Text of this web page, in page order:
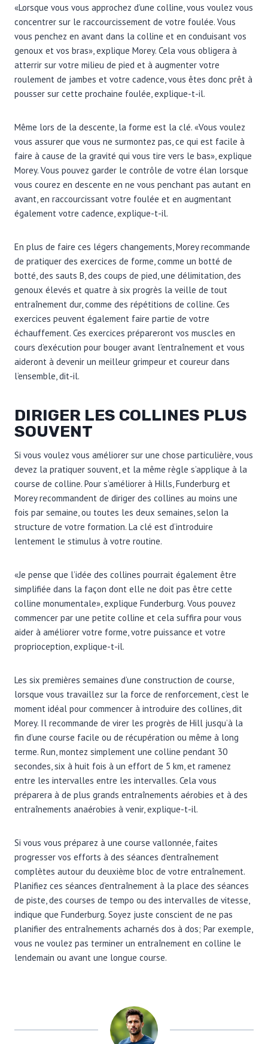
«Lorsque vous vous approchez d’une colline, vous voulez vous
concentrer sur le raccourcissement de votre foulée. Vous
vous penchez en avant dans la colline et en conduisant vos
genoux et vos bras», explique Morey. Cela vous obligera à
atterrir sur votre milieu de pied et à augmenter votre
roulement de jambes et votre cadence, vous êtes donc prêt à
pousser sur cette prochaine foulée, explique-t-il.
Même lors de la descente, la forme est la clé. «Vous voulez
vous assurer que vous ne surmontez pas, ce qui est facile à
faire à cause de la gravité qui vous tire vers le bas», explique
Morey. Vous pouvez garder le contrôle de votre élan lorsque
vous courez en descente en ne vous penchant pas autant en
avant, en raccourcissant votre foulée et en augmentant
également votre cadence, explique-t-il.
En plus de faire ces légers changements, Morey recommande
de pratiquer des exercices de forme, comme un botté de
botté, des sauts B, des coups de pied, une délimitation, des
genoux élevés et quatre à six progrès la veille de tout
entraînement dur, comme des répétitions de colline. Ces
exercices peuvent également faire partie de votre
échauffement. Ces exercices prépareront vos muscles en
cours d’exécution pour bouger avant l’entraînement et vous
aideront à devenir un meilleur grimpeur et coureur dans
l’ensemble, dit-il.
DIRIGER LES COLLINES PLUS
SOUVENT
Si vous voulez vous améliorer sur une chose particulière, vous
devez la pratiquer souvent, et la même règle s’applique à la
course de colline. Pour s’améliorer à Hills, Funderburg et
Morey recommandent de diriger des collines au moins une
fois par semaine, ou toutes les deux semaines, selon la
structure de votre formation. La clé est d’introduire
lentement le stimulus à votre routine.
«Je pense que l’idée des collines pourrait également être
simplifiée dans la façon dont elle ne doit pas être cette
colline monumentale», explique Funderburg. Vous pouvez
commencer par une petite colline et cela suffira pour vous
aider à améliorer votre forme, votre puissance et votre
proprioception, explique-t-il.
Les six premières semaines d’une construction de course,
lorsque vous travaillez sur la force de renforcement, c’est le
moment idéal pour commencer à introduire des collines, dit
Morey. Il recommande de virer les progrès de Hill jusqu’à la
fin d’une course facile ou de récupération ou même à long
terme. Run, montez simplement une colline pendant 30
secondes, six à huit fois à un effort de 5 km, et ramenez
entre les intervalles entre les intervalles. Cela vous
préparera à de plus grands entraînements aérobies et à des
entraînements anaérobies à venir, explique-t-il.
Si vous vous préparez à une course vallonnée, faites
progresser vos efforts à des séances d’entraînement
complètes autour du deuxième bloc de votre entraînement.
Planifiez ces séances d’entraînement à la place des séances
de piste, des courses de tempo ou des intervalles de vitesse,
indique que Funderburg. Soyez juste conscient de ne pas
planifier des entraînements acharnés dos à dos; Par exemple,
vous ne voulez pas terminer un entraînement en colline le
lendemain ou avant une longue course.